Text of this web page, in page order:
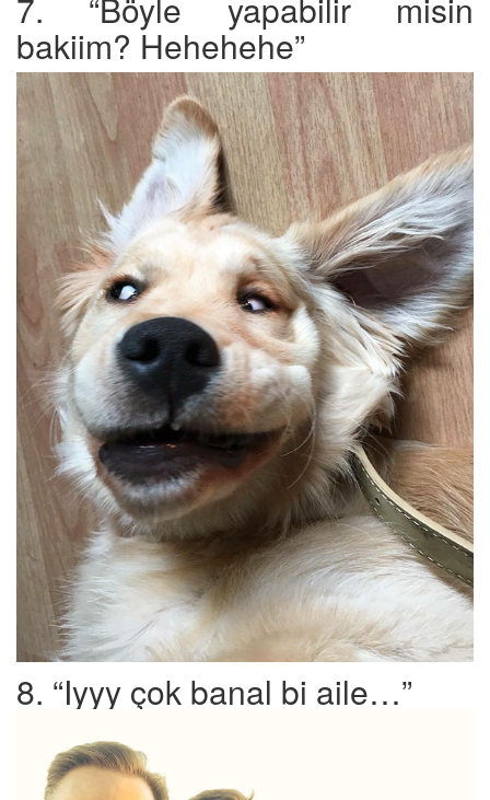
7. “Böyle yapabilir misin
bakiim? Hehehehe”
8. “Iyyy çok banal bi aile…”